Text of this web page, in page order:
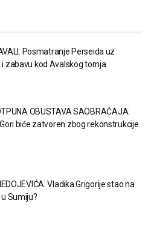
Posmatranje Perseida uz
zabavu kod Avalskog tornja
OBUSTAVA SAOBRAĆAJA:
biće zatvoren zbog rekonstrukcije
Vladika Grigorije stao na
Sumiju?